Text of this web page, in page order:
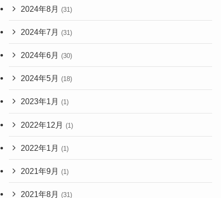
2024年8月 (31)
2024年7月 (31)
2024年6月 (30)
2024年5月 (18)
2023年1月 (1)
2022年12月 (1)
2022年1月 (1)
2021年9月 (1)
2021年8月 (31)